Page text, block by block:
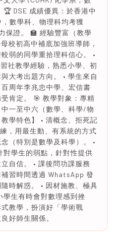
DSE 成績優異：於香港中
數學科、物理科均考獲
保證。 🏫 經驗豐富（教學
校初高中補底加強班導師，
弱的同學重拾理科信心。 •
社教學經驗，熟悉小學、初
大考出題方向。 • 學生來自
周年李兆忠中學、宏信書
肯定。 🎯 教學對象：專精
一至中六（數學、科學/物
學特色】 • 清概念、拒死記
，用最生動、有系統的方式
（特別是數學及科學）。 •
對學生的弱點，針對性提供
自信。 • 課後問功課服務
補習時間透過 WhatsApp 發
時解惑。 • 因材施教、極具
生有時會對數理感到挫
教學，扮演好「學術戰
好師生關係。